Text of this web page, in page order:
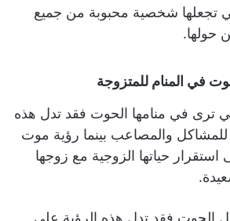
تجعلها شخصية محبوبة من جميع
حولها.
في المنام للمتزوجة
ترى في منامها الحوت فقد تدل هذه
للمشاكل والمصاعب بينما رؤية موت
حياتها الزوجية مع زوجها
الحوت فقد تدل هذه الرؤية على